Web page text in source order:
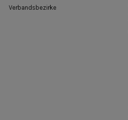
Verbandsbezirke